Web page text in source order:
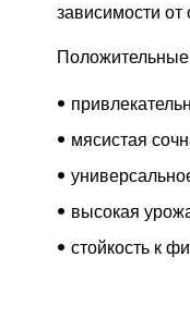
зависимости
Положительные
мясистая
высокая
стойкость к